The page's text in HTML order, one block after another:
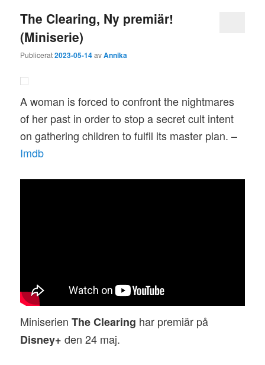
The Clearing, Ny premiär!
(Miniserie)
Publicerat2023-05-14avAnnika
A woman is forced to confront the nightmares
of her past in order to stop a secret cult intent
on gathering children to fulfil its master plan. –
Imdb
MiniserienThe Clearing har premiär på
Disney+ den 24 maj.